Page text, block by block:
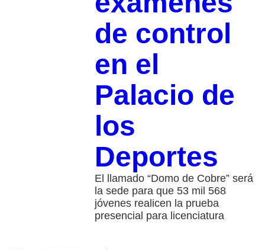
de control
en el
Palacio de
los
Deportes
El llamado “Domo de Cobre” será
la sede para que 53 mil 568
jóvenes realicen la prueba
presencial para licenciatura